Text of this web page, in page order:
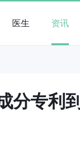
医生 资讯
分专利到